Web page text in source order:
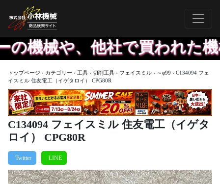
、他社で買われた機械で
トップページ › カテゴリー › 工具 › 切削工具 › フェイスミル › ～φ99 › C134094 フェ
イスミル 住友電工（イゲタロイ） CPG80R
C134094 フェイスミル 住友電工（イゲタ
ロイ） CPG80R